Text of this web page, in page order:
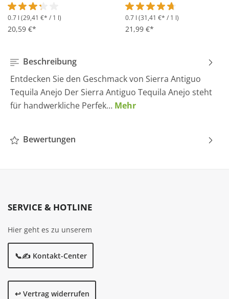
Durchschnittliche Bewertung von 3.2 von 5 Sternen
0.7 l (29,41 €* / 1 l)
20,59 €*
Durchschnittliche
0.7 l (31,41 €* / 1 l)
21,99 €*
Beschreibung
Entdecken Sie den Geschmack von Sierra Antiguo
Tequila Anejo Der Sierra Antiguo Tequila Anejo steht
für handwerkliche Perfek… Mehr
Bewertungen
SERVICE & HOTLINE
Hier geht es zu unserem
📞✍️ Kontakt-Center
↩️ Vertrag widerrufen